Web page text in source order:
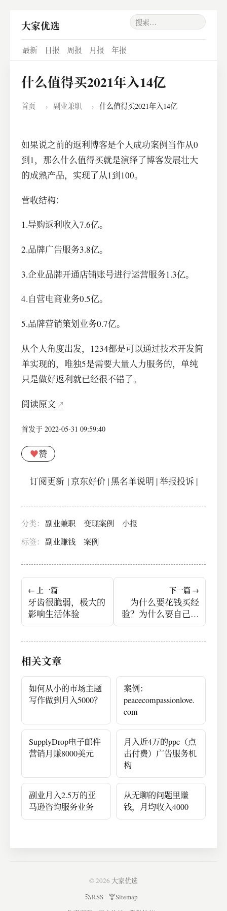
大家优选
最新 日报 周报 月报 年报
什么值得买2021年入14亿
首页 › 副业兼职 › 什么值得买2021年入14亿
如果说之前的返利博客是个人成功案例当作从0
到1，那么什么值得买就是演绎了博客发展壮大
的成熟产品，实现了从1到100。
营收结构：
1.导购返利收入7.6亿。
2.品牌广告服务3.8亿。
3.企业品牌开通店铺账号进行运营服务1.3亿。
4.自营电商业务0.5亿。
5.品牌营销策划业务0.7亿。
从个人角度出发，1234都是可以通过技术开发简
单实现的，唯独5是需要大量人力服务的，单纯
只是做好返利就已经很不错了。
阅读原文
首发于 2022-05-31 09:59:40
♥赞
订阅更新| 京东好价|黑名单说明 |举报投诉 |
分类： 副业兼职 变现案例
小报
标签： 副业赚钱 案例
← 上一篇
牙齿很脆弱，极大的
影响生活体验
下一篇 →
为什么要花钱买经
验？为什么要自己学
习形成自己的交易策
别人有多少的底舱，
有多大的资金等着补
进去。<br>对别人来
都是赚钱的机会，对
你就未必如此了。
相关文章
如何从小的市场主题
写作做到月入5000？
案例：
peacecompassionlove.
com
SupplyDrop电子邮件
营销月赚8000美元
月入近4万的ppc（点
击付费）广告服务机
构
副业月入2.5万的亚
马逊咨询服务业务
从无聊的问题里赚
钱，月均收入4000
© 2026 大家优选
RSS
Sitemap